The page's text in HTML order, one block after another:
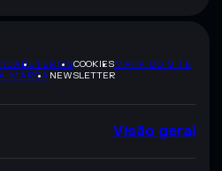
TERMSCOOKIESMAPA DO SITE
MARCA NEWSLETTER
Visão geral